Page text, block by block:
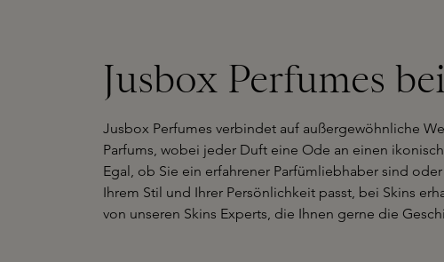
Jusbox Perfumes
Jusbox Perfumes verbindet auf außergewöhnliche
Parfums, wobei jeder Duft eine Ode an einen
Egal, ob Sie ein erfahrener Parfümliebhaber sind
Ihrem Stil und Ihrer Persönlichkeit passt, bei Skins
von unseren Skins Experts, die Ihnen gerne die